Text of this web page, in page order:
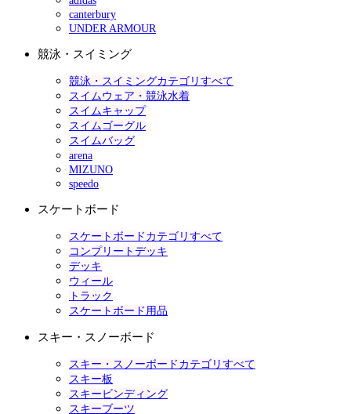
canterbury
UNDER ARMOUR
競泳・スイミング
競泳・スイミングカテゴリすべて
スイムウェア・競泳水着
スイムキャップ
スイムゴーグル
スイムバッグ
arena
MIZUNO
speedo
スケートボード
スケートボードカテゴリすべて
コンプリートデッキ
デッキ
ウィール
トラック
スケートボード用品
スキー・スノーボード
スキー・スノーボードカテゴリすべて
スキー板
スキービンディング
スキーブーツ